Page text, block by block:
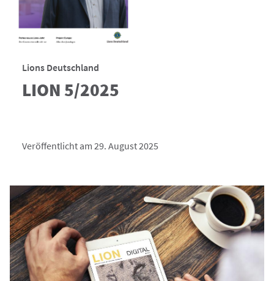
Lions Deutschland
LION 5/2025
Veröffentlicht am 29. August 2025